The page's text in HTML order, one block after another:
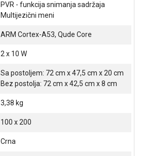
PVR - funkcija snimanja sadržaja
Multijezični meni
ARM Cortex-A53, Qude Core
2 x 10 W
Sa postoljem: 72 cm x 47,5 cm x 20 cm
Bez postolja: 72 cm x 42,5 cm x 8 cm
3,38 kg
100 x 200
Crna